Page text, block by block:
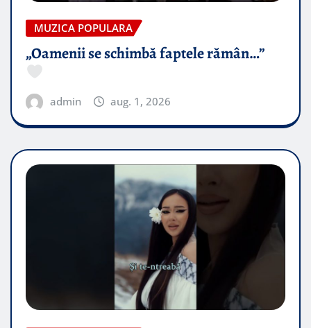
MUZICA POPULARA
„Oamenii se schimbă faptele rămân…”
admin aug. 1, 2026